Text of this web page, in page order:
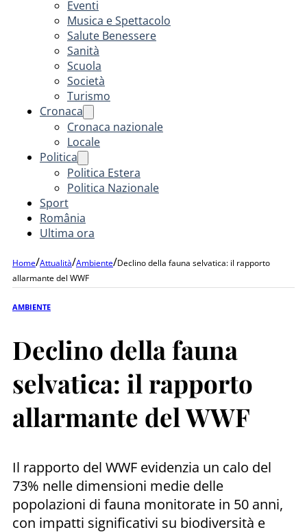
Eventi
Musica e Spettacolo
Salute Benessere
Sanità
Scuola
Società
Turismo
Cronaca
Cronaca nazionale
Locale
Politica
Politica Estera
Politica Nazionale
Sport
România
Ultima ora
Home/Attualità/Ambiente/Declino della fauna selvatica: il rapporto
allarmante del WWF
AMBIENTE
Declino della fauna
selvatica: il rapporto
allarmante del WWF
Il rapporto del WWF evidenzia un calo del
73% nelle dimensioni medie delle
popolazioni di fauna monitorate in 50 anni,
con impatti significativi su biodiversità e